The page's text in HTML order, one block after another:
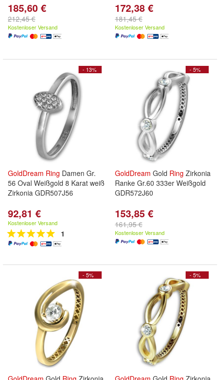
185,60 €
212,45 €
Kostenloser Versand
172,38 €
181,45 €
Kostenloser Versand
- 13%
GoldDream Ring Damen Gr.
56 Oval Weißgold 8 Karat weiß
Zirkonia GDR507J56
92,81 €
Kostenloser Versand
1
- 5%
GoldDream Gold Ring Zirkonia
Ranke Gr.60 333er Weißgold
GDR572J60
153,85 €
161,95 €
Kostenloser Versand
- 5% - 5%